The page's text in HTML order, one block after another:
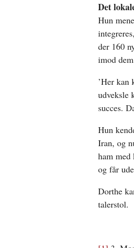
Det
Hun
der 160
imod
’Her kan
udveksle
succes.
Hun
Iran, og
ham med
og får
Dorthe
talerstol.